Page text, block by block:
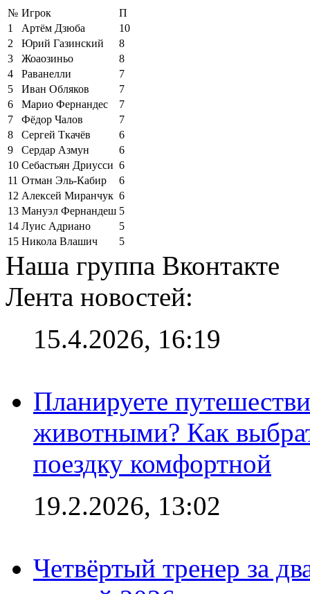
№ Игрок
П
1
Артём Дзюба
10
2
Юрий Газинский
8
3
Жоаозиньо
8
4
Раванелли
7
5
Иван Обляков
7
6
Марио Фернандес
7
7
Фёдор Чалов
7
8
Сергей Ткачёв
6
9
Сердар Азмун
6
10 Себастьян Дриусси 6
11 Отман Эль-Кабир
6
12 Алексей Миранчук 6
13 Мануэл Фернандеш 5
14 Луис Адриано
5
15 Никола Влашич 5
Наша группа Вконтакте
Лента новостей:
15.4.2026, 16:19
Планируете
животными? Как
поездку комфортной
19.2.2026, 13:02
Четвёртый тренер за